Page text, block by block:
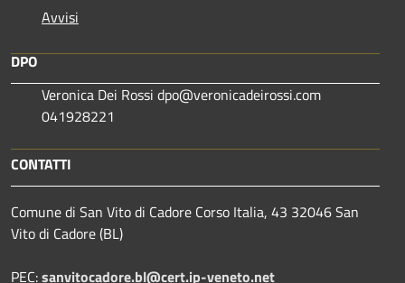
Avvisi
DPO
Veronica Dei Rossi dpo@veronicadeirossi.com
041928221
CONTATTI
Comune di San Vito di Cadore Corso Italia, 43 32046 San
Vito di Cadore (BL)
PEC:sanvitocadore.bl@cert.ip-veneto.net